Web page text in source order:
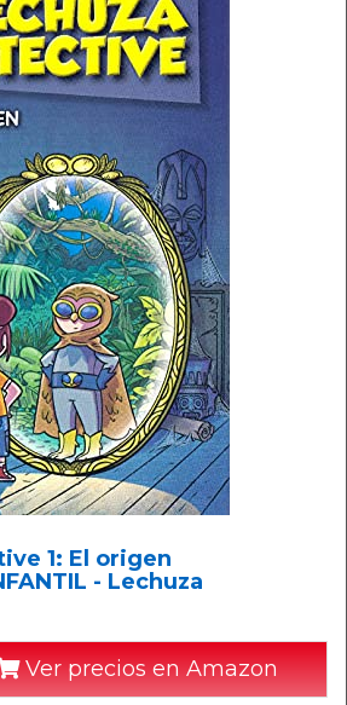
1: El origen
- Lechuza
Ver precios en Amazon